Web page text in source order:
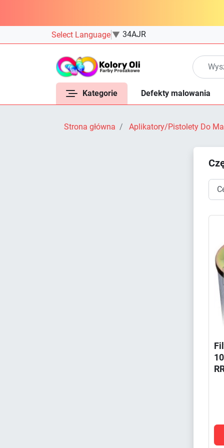
Select Language ▼ 34AJR
Kategorie Defekty malowania
Strona główna Aplikatory/Pistolety Do